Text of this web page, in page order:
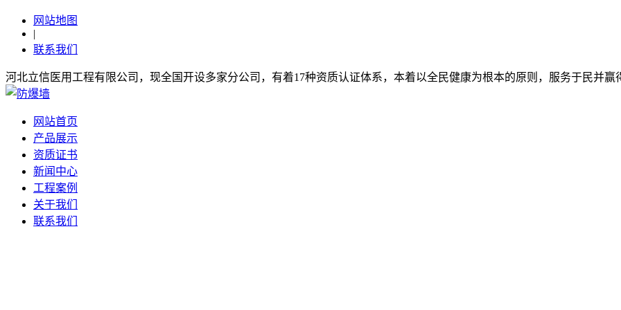
网站地图
|
联系我们
河北立信医用工程有限公司，现全国开设多家分公司，有着17种资质认证体系，本着以全民健康为根本的原则，服务于民并赢
网站首页
产品展示
资质证书
新闻中心
工程案例
关于我们
联系我们